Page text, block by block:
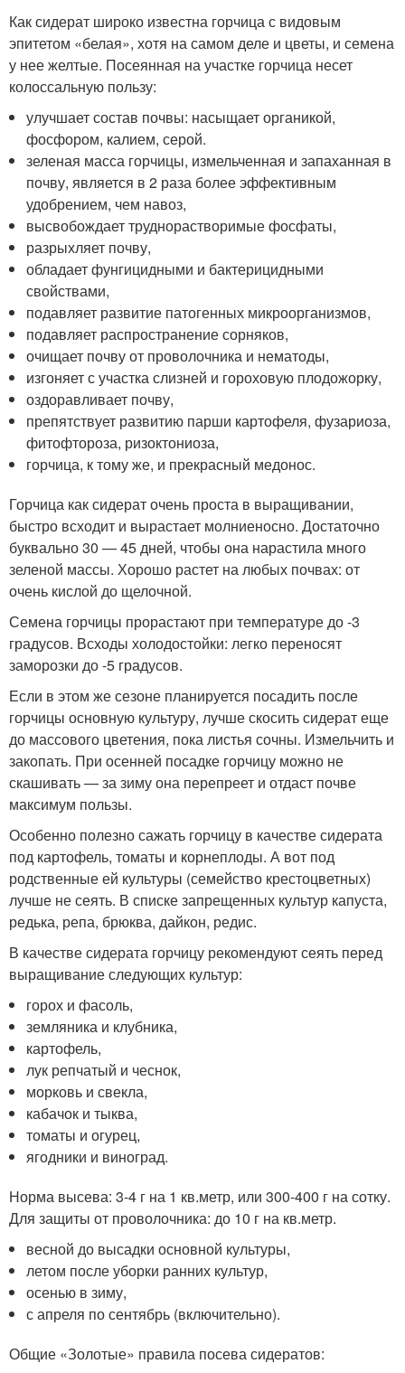
Как сидерат широко известна горчица с видовым
эпитетом «белая», хотя на самом деле и цветы, и семена
у нее желтые. Посеянная на участке горчица несет
колоссальную пользу:
улучшает состав почвы: насыщает органикой,
фосфором, калием, серой.
зеленая масса горчицы, измельченная и запаханная в
почву, является в 2 раза более эффективным
удобрением, чем навоз,
высвобождает труднорастворимые фосфаты,
разрыхляет почву,
обладает фунгицидными и бактерицидными
свойствами,
подавляет развитие патогенных микроорганизмов,
подавляет распространение сорняков,
очищает почву от проволочника и нематоды,
изгоняет с участка слизней и гороховую плодожорку,
оздоравливает почву,
препятствует развитию парши картофеля, фузариоза,
фитофтороза, ризоктониоза,
горчица, к тому же, и прекрасный медонос.
Горчица как сидерат очень проста в выращивании,
быстро всходит и вырастает молниеносно. Достаточно
буквально 30 — 45 дней, чтобы она нарастила много
зеленой массы. Хорошо растет на любых почвах: от
очень кислой до щелочной.
Семена горчицы прорастают при температуре до -3
градусов. Всходы холодостойки: легко переносят
заморозки до -5 градусов.
Если в этом же сезоне планируется посадить после
горчицы основную культуру, лучше скосить сидерат еще
до массового цветения, пока листья сочны. Измельчить и
закопать. При осенней посадке горчицу можно не
скашивать — за зиму она перепреет и отдаст почве
максимум пользы.
Особенно полезно сажать горчицу в качестве сидерата
под картофель, томаты и корнеплоды. А вот под
родственные ей культуры (семейство крестоцветных)
лучше не сеять. В списке запрещенных культур капуста,
редька, репа, брюква, дайкон, редис.
В качестве сидерата горчицу рекомендуют сеять перед
выращивание следующих культур:
горох и фасоль,
земляника и клубника,
картофель,
лук репчатый и чеснок,
морковь и свекла,
кабачок и тыква,
томаты и огурец,
ягодники и виноград.
Норма высева: 3-4 г на 1 кв.метр, или 300-400 г на сотку.
Для защиты от проволочника: до 10 г на кв.метр.
весной до высадки основной культуры,
летом после уборки ранних культур,
осенью в зиму,
с апреля по сентябрь (включительно).
Общие «Золотые» правила посева сидератов: